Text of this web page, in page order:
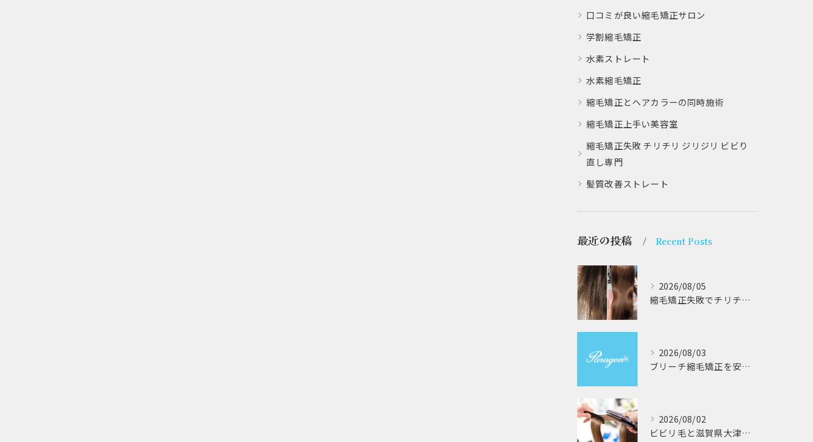
口コミが良い縮毛矯正サロン
学割縮毛矯正
水素ストレート
水素縮毛矯正
縮毛矯正とヘアカラーの同時施術
縮毛矯正上手い美容室
縮毛矯正失敗 チリチリ ジリジリ ビビり
直し専門
髪質改善ストレート
最近の投稿 Recent Posts
2026/08/05
縮毛矯正失敗でチリチリジリジリの髪をビビり直し専門が丁寧に修復する方法解説
2026/08/03
ブリーチ縮毛矯正を安全に受けるための大阪府対応サロン選びと髪質改善のポイント
2026/08/02
ビビリ毛と滋賀県大津市での他店縮毛矯正失敗をパラゴンヘアーが修復する徹底ガイド